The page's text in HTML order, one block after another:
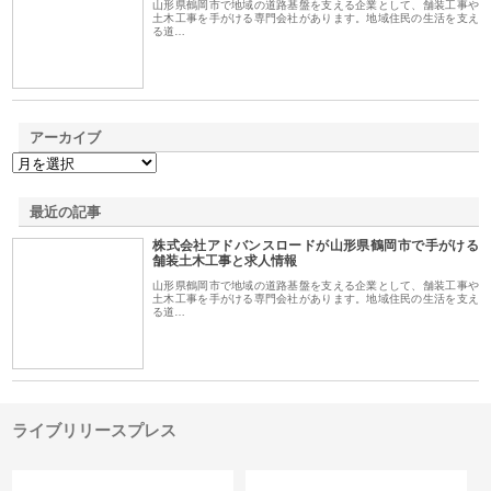
山形県鶴岡市で地域の道路基盤を支える企業として、舗装工事や
土木工事を手がける専門会社があります。地域住民の生活を支え
る道…
アーカイブ
最近の記事
株式会社アドバンスロードが山形県鶴岡市で手がける
舗装土木工事と求人情報
山形県鶴岡市で地域の道路基盤を支える企業として、舗装工事や
土木工事を手がける専門会社があります。地域住民の生活を支え
る道…
ライブリリースプレス